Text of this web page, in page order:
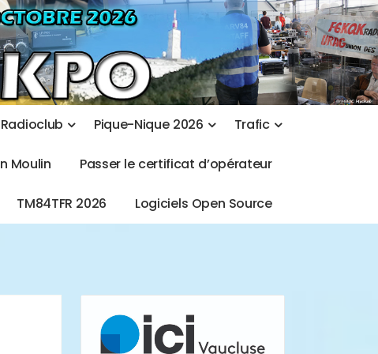
Radioclub Pique-Nique 2026 Trafic
n Moulin Passer le certificat d’opérateur
TM84TFR 2026 Logiciels Open Source